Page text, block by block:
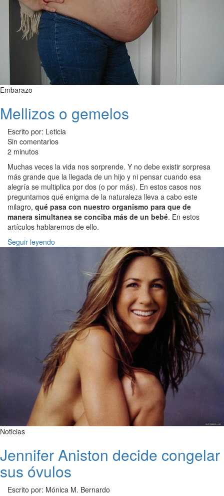
Embarazo
Mellizos o gemelos
Escrito por: Leticia
Sin comentarios
2 minutos
Muchas veces la vida nos sorprende. Y no debe existir sorpresa
más grande que la llegada de un hijo y ni pensar cuando esa
alegría se multiplica por dos (o por más). En estos casos nos
preguntamos qué enigma de la naturaleza lleva a cabo este
milagro, qué pasa con nuestro organismo para que de
manera simultanea se conciba más de un bebé. En estos
artículos hablaremos de ello.
Seguir leyendo
Noticias
Jennifer Aniston decide congelar
sus óvulos
Escrito por: Mónica M. Bernardo